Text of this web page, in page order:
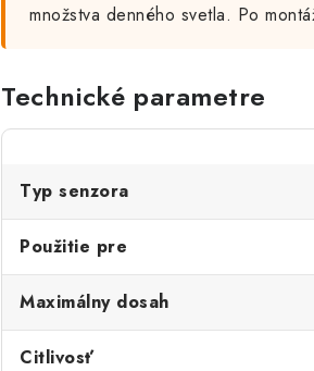
množstva denného svetla. Po
Technické parametre
Typ senzora
Použitie pre
Maximálny dosah
Citlivosť